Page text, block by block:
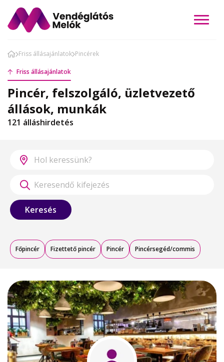
Friss állásajánlatok Pincérek
Friss állásajánlatok
Pincér, felszolgáló, üzletvezető
állások, munkák
121 álláshirdetés
Keresés
Főpincér Fizettető pincér Pincér Pincérsegéd/commis